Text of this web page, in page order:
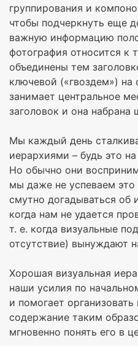
группирования и
чтобы подчеркнуть еще
важную информацию
фотография относится к
объединены тем
ключевой («гвоздем») на
занимает центральное
заголовок и она
Мы каждый день
иерархиями – будь это
Но обычно они
мы даже не успеваем это
смутно догадываться об
когда нам не удается
т. е. когда визуальные
отсутствие) вынуждают
Хорошая визуальная
наши усилия по
и помогает
содержание таким
мгновенно понять его в